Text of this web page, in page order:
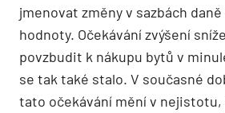
jmenovat změny v sazbách
hodnoty. Očekávání zvýšení
povzbudit k nákupu bytů v
se tak také stalo. V současné
tato očekávání mění v nejistotu,